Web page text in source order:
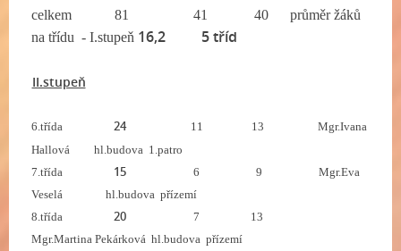
celkem 81 41 40 průměr žáků
na třídu - I.stupeň 16,2 5 tříd
II.stupeň
6.třída 2411 13 Mgr.Ivana
Hallová hl.budova 1.patro
7.třída
15 6 9 Mgr.Eva
Veselá hl.budova přízemí
8.třída
20 7 13
Mgr.Martina Pekárková hl.budova přízemí